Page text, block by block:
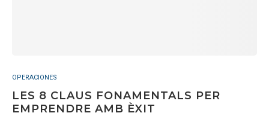
OPERACIONES
LES 8 CLAUS FONAMENTALS PER
EMPRENDRE AMB ÈXIT